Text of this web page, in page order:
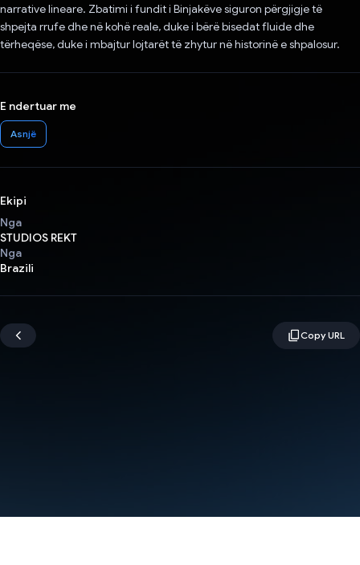
narrative lineare. Zbatimi i fundit i Binjakëve siguron përgjigje të
shpejta rrufe dhe në kohë reale, duke i bërë bisedat fluide dhe
tërheqëse, duke i mbajtur lojtarët të zhytur në historinë e shpalosur.
E ndertuar me
Asnjë
Ekipi
Nga
STUDIOS REKT
Nga
Brazili